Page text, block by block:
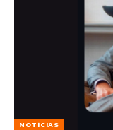
NOTÍCIAS